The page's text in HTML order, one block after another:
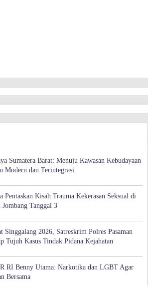
Sumatera Barat: Menuju Kawasan Kebudayaan
Modern dan Terintegrasi
Pentaskan Kisah Trauma Kekerasan Seksual di
Tanggal 3
Singgalang 2026, Satreskrim Polres Pasaman
Tujuh Kasus Tindak Pidana Kejahatan
RI Benny Utama: Narkotika dan LGBT Agar
Bersama